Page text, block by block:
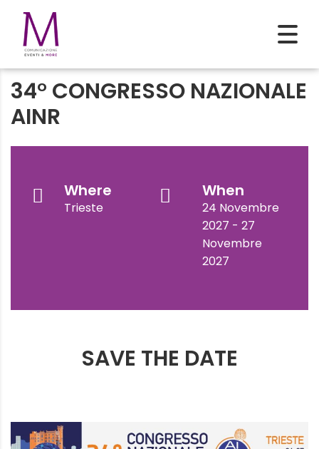
34° CONGRESSO NAZIONALE
AINR
Where
Trieste
When
24 Novembre
2027 - 27
Novembre
2027
SAVE THE DATE